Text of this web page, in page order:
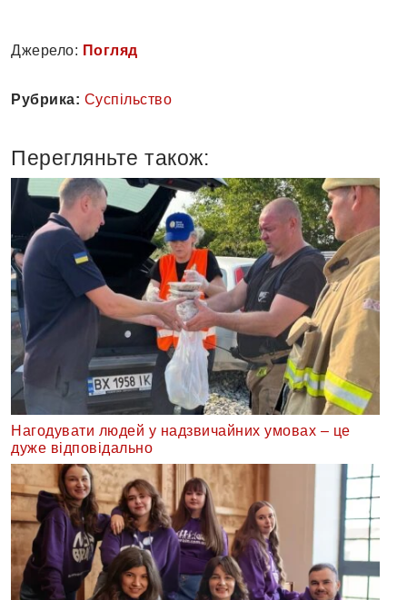
Джерело: Погляд
Рубрика: Суспільство
Перегляньте також:
Нагодувати людей у надзвичайних умовах – це
дуже відповідально